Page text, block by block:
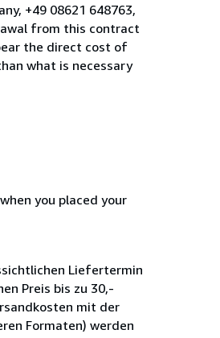
+49 08621 648763,
from this contract
the direct cost of
what is necessary
you placed your
Liefertermin
Preis bis zu 30,-
mit der
Formaten) werden